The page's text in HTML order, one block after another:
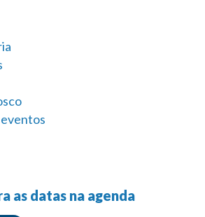
as datas na agenda